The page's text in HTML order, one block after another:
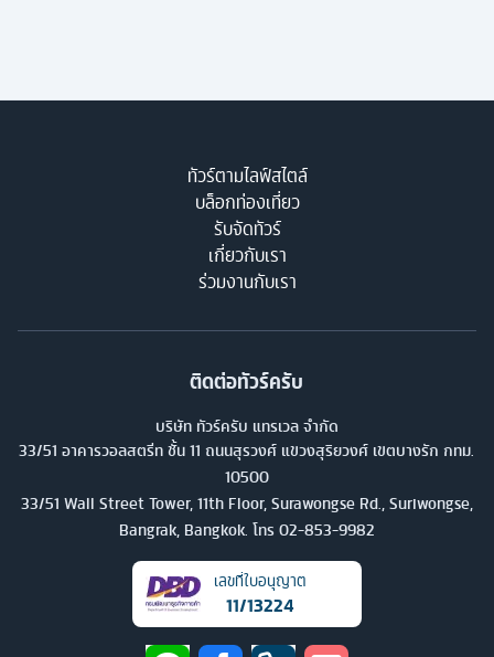
ทัวร์ตามไลฟ์สไตล์
บล็อกท่องเที่ยว
รับจัดทัวร์
เกี่ยวกับเรา
ร่วมงานกับเรา
ติดต่อทัวร์ครับ
บริษัท ทัวร์ครับ แทรเวล จำกัด
33/51 อาคารวอลสตรีท ชั้น 11 ถนนสุรวงศ์ แขวงสุริยวงศ์ เขตบางรัก กทม.
10500
33/51 Wall Street Tower, 11th Floor, Surawongse Rd., Suriwongse,
Bangrak, Bangkok. โทร 02-853-9982
เลขที่ใบอนุญาต
11/13224